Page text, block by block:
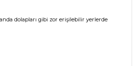
dolapları gibi zor erişilebilir yerlerde